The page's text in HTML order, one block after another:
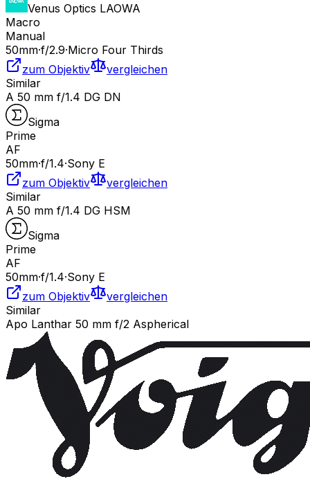
Venus Optics LAOWA
Macro
Manual
50mm·f/2.9·Micro Four Thirds
zum Objektiv
vergleichen
Similar
A 50 mm f/1.4 DG DN
Sigma
Prime
AF
50mm·f/1.4·Sony E
zum Objektiv
vergleichen
Similar
A 50 mm f/1.4 DG HSM
Sigma
Prime
AF
50mm·f/1.4·Sony E
zum Objektiv
vergleichen
Similar
Apo Lanthar 50 mm f/2 Aspherical